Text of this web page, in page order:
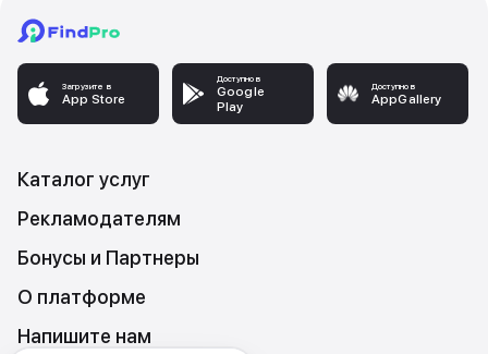
Загрузите в
App Store
Доступно в
Google
Play
Доступно в
AppGallery
Каталог услуг
Рекламодателям
Бонусы и Партнеры
О платформе
Напишите нам